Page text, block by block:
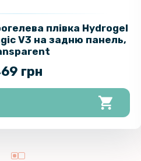
плівка Hydrogel
V3 на задню панель,
грн